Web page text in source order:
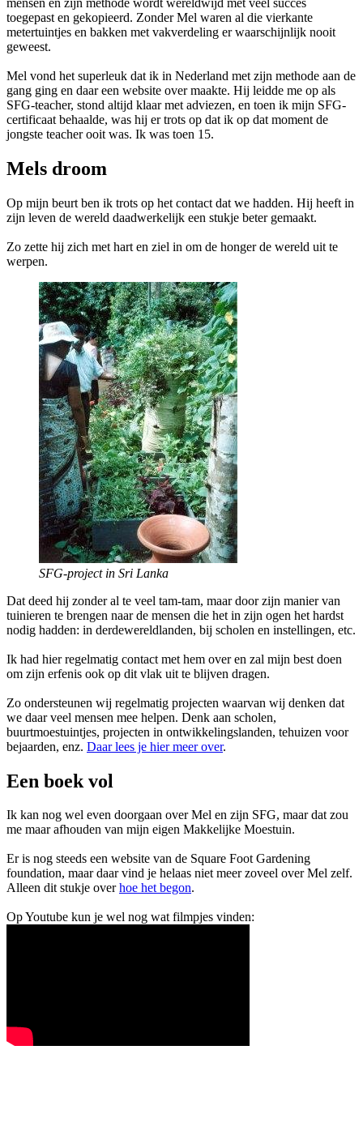
toegepast en gekopieerd. Zonder Mel waren al die vierkante
metertuintjes en bakken met vakverdeling er waarschijnlijk nooit
geweest.
Mel vond het superleuk dat ik in Nederland met zijn methode aan de
gang ging en daar een website over maakte. Hij leidde me op als
SFG-teacher, stond altijd klaar met adviezen, en toen ik mijn SFG-
certificaat behaalde, was hij er trots op dat ik op dat moment de
jongste teacher ooit was. Ik was toen 15.
Mels droom
Op mijn beurt ben ik trots op het contact dat we hadden. Hij heeft in
zijn leven de wereld daadwerkelijk een stukje beter gemaakt.
Zo zette hij zich met hart en ziel in om de honger de wereld uit te
werpen.
SFG-project in Sri Lanka
Dat deed hij zonder al te veel tam-tam, maar door zijn manier van
tuinieren te brengen naar de mensen die het in zijn ogen het hardst
nodig hadden: in derdewereldlanden, bij scholen en instellingen, etc.
Ik had hier regelmatig contact met hem over en zal mijn best doen
om zijn erfenis ook op dit vlak uit te blijven dragen.
Zo ondersteunen wij regelmatig projecten waarvan wij denken dat
we daar veel mensen mee helpen. Denk aan scholen,
buurtmoestuintjes, projecten in ontwikkelingslanden, tehuizen voor
bejaarden, enz. Daar lees je hier meer over.
Een boek vol
Ik kan nog wel even doorgaan over Mel en zijn SFG, maar dat zou
me maar afhouden van mijn eigen Makkelijke Moestuin.
Er is nog steeds een website van de Square Foot Gardening
foundation, maar daar vind je helaas niet meer zoveel over Mel zelf.
Alleen dit stukje overhoe het begon.
Op Youtube kun je wel nog wat filmpjes vinden: